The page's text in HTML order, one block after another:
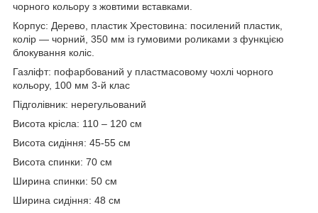
чорного кольору з жовтими вставками.
Корпус: Дерево, пластик Хрестовина: посилений пластик,
колір — чорний, 350 мм із гумовими роликами з функцією
блокування коліс.
Газліфт: пофарбований у пластмасовому чохлі чорного
кольору, 100 мм 3-й клас
Підголівник: нерегульований
Висота крісла: 110 – 120 см
Висота сидіння: 45-55 см
Висота спинки: 70 см
Ширина спинки: 50 см
Ширина сидіння: 48 см